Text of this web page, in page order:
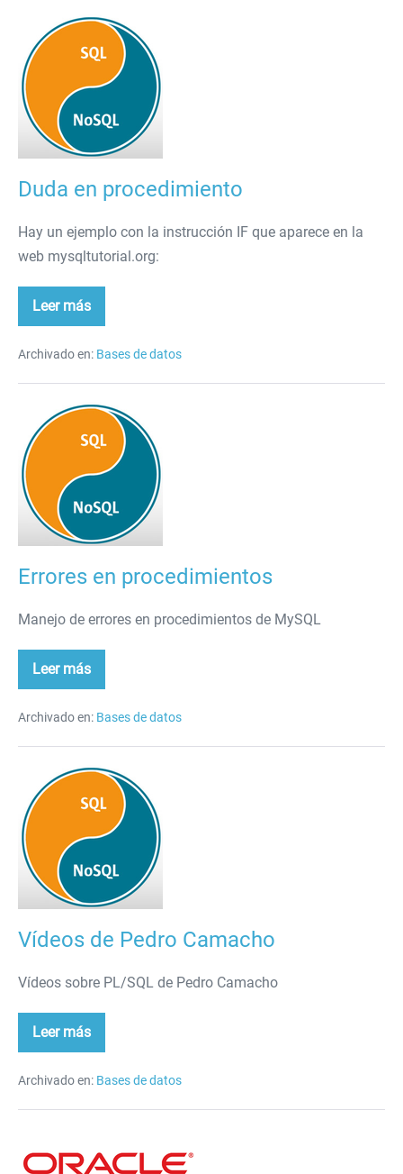
Duda
en
procedimiento
Duda en procedimiento
Hay un ejemplo con la instrucción IF que aparece en la
web mysqltutorial.org:
Leer más
Duda
en
Archivado en: Bases de datos
Errores
en
procedimientos
Errores en procedimientos
Manejo de errores en procedimientos de MySQL
Leer más
Errores
en
Archivado en: Bases de datos
Vídeos
de
Pedro
Camacho
Vídeos de Pedro Camacho
Vídeos sobre PL/SQL de Pedro Camacho
Leer más
Vídeos
de
Camacho
Archivado en: Bases de datos
(Oracle)